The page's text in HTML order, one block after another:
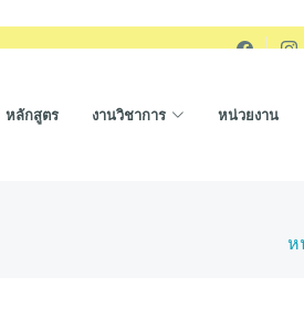
หลักสูตร งานวิชาการ หน่วยงาน
ห